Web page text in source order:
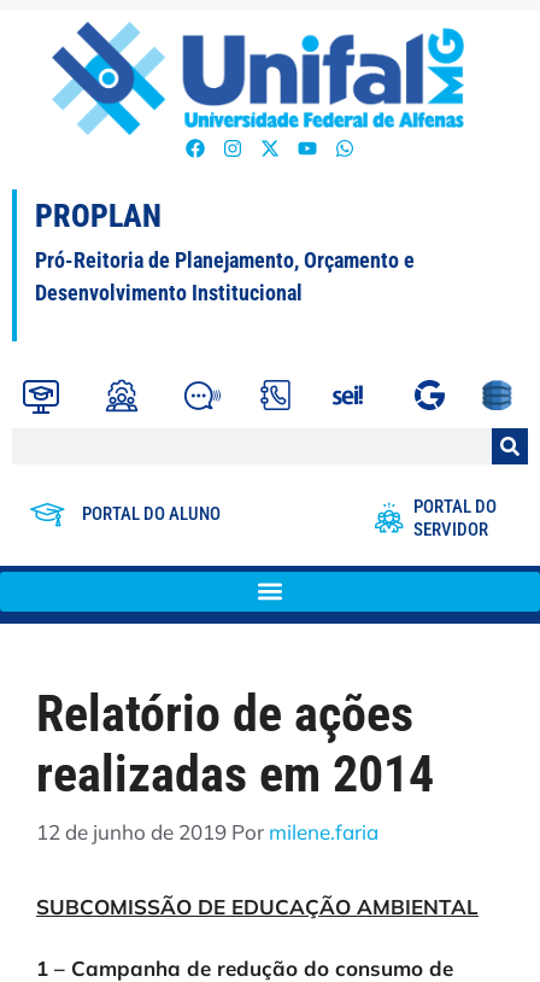
PROPLAN
Pró-Reitoria de Planejamento, Orçamento e
Desenvolvimento Institucional
PORTAL DO ALUNO
PORTAL DO
SERVIDOR
Relatório de ações
realizadas em 2014
12 de junho de 2019 Por milene.faria
SUBCOMISSÃO DE EDUCAÇÃO AMBIENTAL
1 – Campanha de redução do consumo de